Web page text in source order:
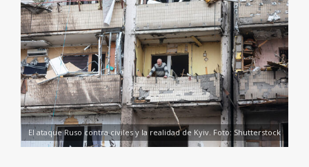
El ataque Ruso contra civiles y la realidad de Kyiv. Foto: Shutterstock